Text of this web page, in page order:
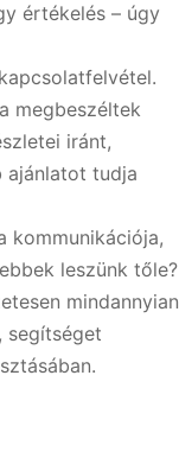
értékelés – úgy
megbeszéltek
iránt,
ajánlatot tudja
kommunikációja,
leszünk tőle?
mindannyian
segítséget